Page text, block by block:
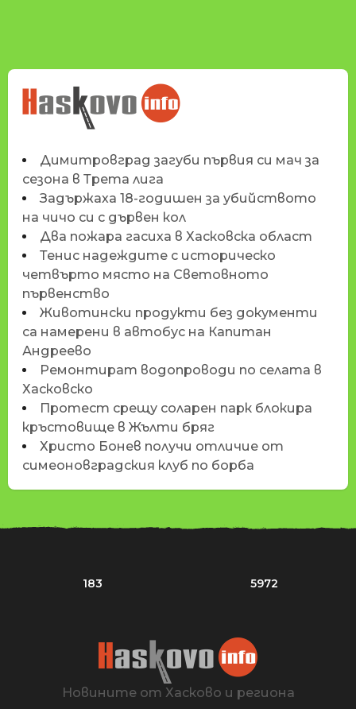
НОВИНИТЕ НА
HASKOVO.INFO
Димитровград загуби първия си мач за
сезона в Трета лига
Задържаха 18-годишен за убийството
на чичо си с дървен кол
Два пожара гасиха в Хасковска област
Тенис надеждите с историческо
четвърто място на Световното
първенство
Животински продукти без документи
са намерени в автобус на Капитан
Андреево
Ремонтират водопроводи по селата в
Хасковско
Протест срещу соларен парк блокира
кръстовище в Жълти бряг
Христо Бонев получи отличие от
симеоновградския клуб по борба
183 5972
Новините от Хасково и региона